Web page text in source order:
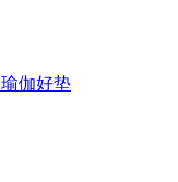
瑜伽好垫